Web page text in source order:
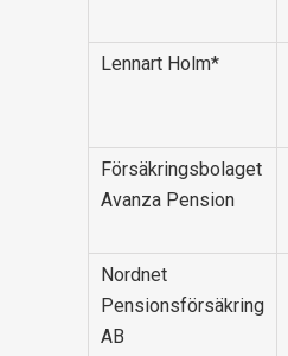
Lennart Holm*
Försäkringsbolaget
Avanza Pension
Nordnet
Pensionsförsäkring
AB